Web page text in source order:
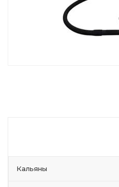
Кальяны